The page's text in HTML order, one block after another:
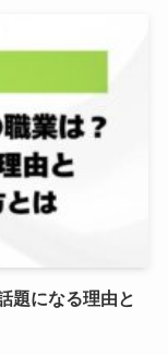
題になる理由と